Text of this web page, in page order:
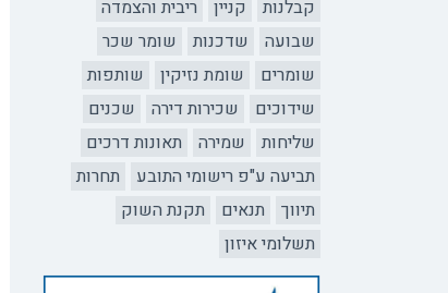
קבלנות
קניין
ריבית והצמדה
שבועה
שדכנות
שומר שכר
שומרים
שומת נזיקין
שותפות
שידוכים
שכירות דירה
שכנים
שליחות
שמירה
תאונות דרכים
תביעה ע"פ רישומי התובע
תחרות
תיווך
תנאים
תקנת השוק
תשלומי איזון